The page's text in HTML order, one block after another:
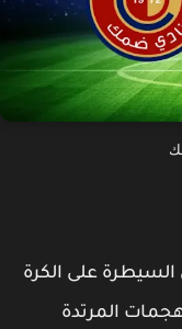
على الكرة
المرتدة